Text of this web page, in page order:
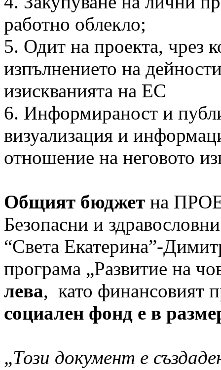
работно облекло;
5. Одит на проекта, чрез
изпълнението на
изискванията на ЕС
6. Информираност и
визуализация и
отношение на неговото
Общият бюджет на
Безопасни и
“Света Екатерина”-
програма „Развитие на
лева, като финансовият
социален фонд е в
„Този документ е